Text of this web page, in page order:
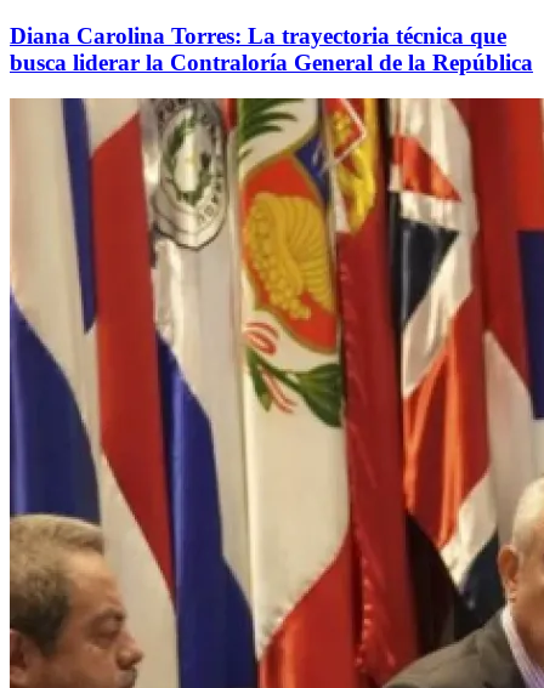
Diana Carolina Torres: La trayectoria técnica que
busca liderar la Contraloría General de la República